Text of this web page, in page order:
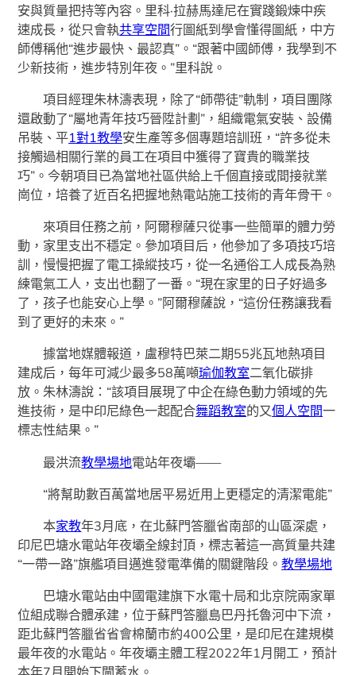
安與質量把持等內容。里科·拉赫馬達尼在實踐鍛煉中疾
速成長，從只會執共享空間行圖紙到學會懂得圖紙，中方
師傅稱他“進步最快、最認真”。“跟著中國師傅，我學到不
少新技術，進步特別年夜。”里科說。
項目經理朱林濤表現，除了“師帶徒”軌制，項目團隊
還啟動了“屬地青年技巧晉陞計劃”，組織電氣安裝、設備
吊裝、平1對1教學安生產等多個專題培訓班，“許多從未
接觸過相關行業的員工在項目中獲得了寶貴的職業技
巧”。今朝項目已為當地社區供給上千個直接或間接就業
崗位，培養了近百名把握地熱電站施工技術的青年骨干。
來項目任務之前，阿爾穆薩只從事一些簡單的體力勞
動，家里支出不穩定。參加項目后，他參加了多項技巧培
訓，慢慢把握了電工操縱技巧，從一名通俗工人成長為熟
練電氣工人，支出也翻了一番。“現在家里的日子好過多
了，孩子也能安心上學。”阿爾穆薩說，“這份任務讓我看
到了更好的未來。”
據當地媒體報道，盧穆特巴萊二期55兆瓦地熱項目
建成后，每年可減少最多58萬噸瑜伽教室二氧化碳排
放。朱林濤說：“該項目展現了中企在綠色動力領域的先
進技術，是中印尼綠色一起配合舞蹈教室的又個人空間一
標志性結果。”
最洪流教學場地電站年夜壩——
“將幫助數百萬當地居平易近用上更穩定的清潔電能”
本家教年3月底，在北蘇門答臘省南部的山區深處，
印尼巴塘水電站年夜壩全線封頂，標志著這一高質量共建
“一帶一路”旗艦項目邁進發電準備的關鍵階段。教學場地
巴塘水電站由中國電建旗下水電十局和北京院兩家單
位組成聯合體承建，位于蘇門答臘島巴丹托魯河中下流，
距北蘇門答臘省省會棉蘭市約400公里，是印尼在建規模
最年夜的水電站。年夜壩主體工程2022年1月開工，預計